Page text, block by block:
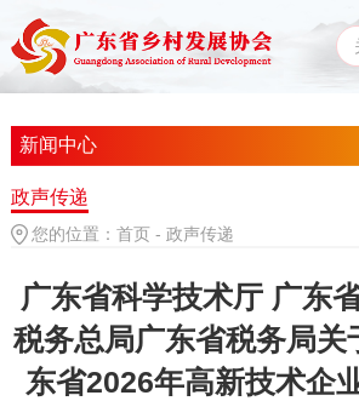
新闻中心
政声传递
您的位置： 首页 - 政声传递
广东省科学技术厅 广东
税务总局广东省税务局关
东省2026年高新技术企